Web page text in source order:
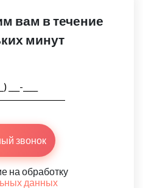
вам в течение
минут
звонок
на обработку
данных